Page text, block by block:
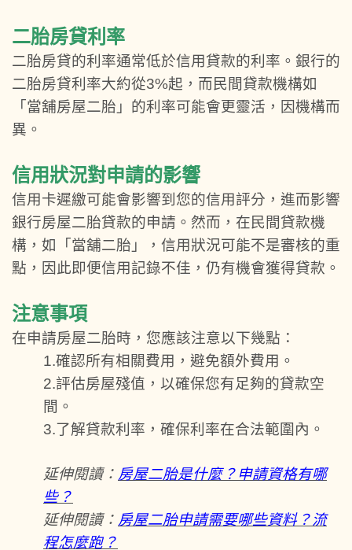
二胎房貸利率
二胎房貸的利率通常低於信用貸款的利率。銀行的
二胎房貸利率大約從3%起，而民間貸款機構如
「當舖房屋二胎」的利率可能會更靈活，因機構而
異。
信用狀況對申請的影響
信用卡遲繳可能會影響到您的信用評分，進而影響
銀行房屋二胎貸款的申請。然而，在民間貸款機
構，如「當舖二胎」，信用狀況可能不是審核的重
點，因此即便信用記錄不佳，仍有機會獲得貸款。
注意事項
在申請房屋二胎時，您應該注意以下幾點：
1.確認所有相關費用，避免額外費用。
2.評估房屋殘值，以確保您有足夠的貸款空
間。
3.了解貸款利率，確保利率在合法範圍內。
延伸閱讀： 房屋二胎是什麼？申請資格有哪
些？
延伸閱讀： 房屋二胎申請需要哪些資料？流
程怎麼跑？